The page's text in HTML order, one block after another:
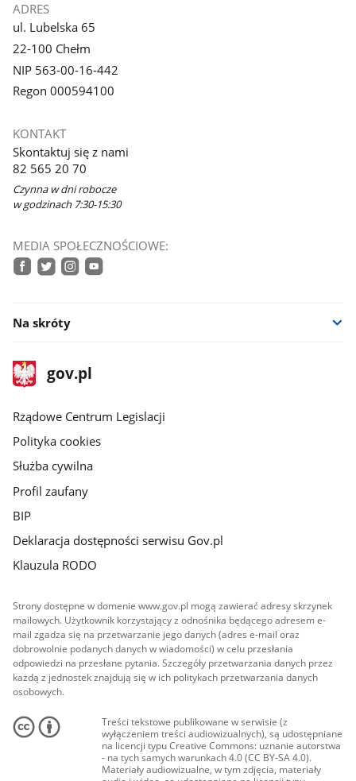
ADRES
ul. Lubelska 65
22-100 Chełm
NIP 563-00-16-442
Regon 000594100
KONTAKT
Skontaktuj się z nami
82 565 20 70
Czynna w dni robocze
w godzinach 7:30-15:30
MEDIA SPOŁECZNOŚCIOWE:
Na skróty
stopka
gov.plStrona
gov.pl
Rządowe Centrum Legislacji
Polityka cookies
Służba cywilna
Profil zaufany
BIP
Deklaracja dostępności serwisu Gov.pl
Klauzula RODO
Strony dostępne w domenie www.gov.pl mogą zawierać adresy skrzynek
mailowych. Użytkownik korzystający z odnośnika będącego adresem e-
mail zgadza się na przetwarzanie jego danych (adres e-mail oraz
dobrowolnie podanych danych w wiadomości) w celu przesłania
odpowiedzi na przesłane pytania. Szczegóły przetwarzania danych przez
każdą z jednostek znajdują się w ich politykach przetwarzania danych
osobowych.
Treści tekstowe publikowane w serwisie (z
wyłączeniem treści audiowizualnych), są udostępniane
na licencji typu Creative Commons: uznanie autorstwa
- na tych samych warunkach 4.0 (CC BY-SA 4.0).
Materiały audiowizualne, w tym zdjęcia, materiały